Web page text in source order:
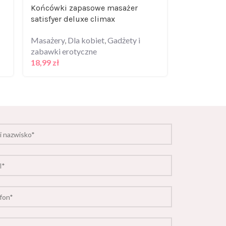
Końcówki zapasowe masażer
satisfyer deluxe climax
Masażery, Dla kobiet,Gadżety i
zabawki erotyczne
18,99 zł